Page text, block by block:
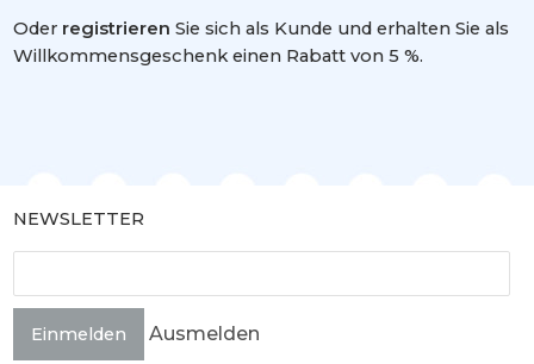
Oder registrieren Sie sich als Kunde und erhalten Sie als
Willkommensgeschenk einen Rabatt von 5 %.
NEWSLETTER
Einmelden Ausmelden